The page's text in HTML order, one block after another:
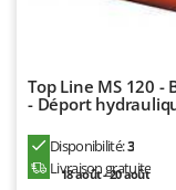
Oriental
P
Palazzetti
Palumbo Pavi
Partisani
Top Line MS 120
- Déport
Disponibilité:3
Livraison gratuite
18 août - 20 août